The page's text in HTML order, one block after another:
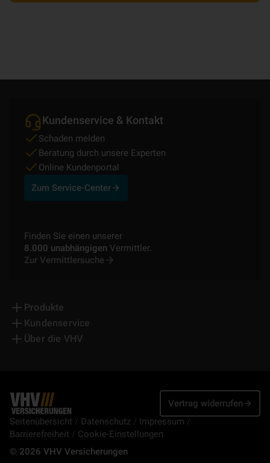
Kundenservice & Kontakt
Schaden melden
Beratung durch unsere Experten
Online Kundenportal
Zum Service-Center
Finden Sie einen unserer
8.000 unabhängigen Vermittler.
Zur Vermittlersuche
Produkte
Kundenservice
Über die VHV
Seitenübersicht Datenschutz
Impressum
Barrierefreiheit
Cookie-Einstellungen
© 2026 VHV Versicherungen
Vertrag widerrufen